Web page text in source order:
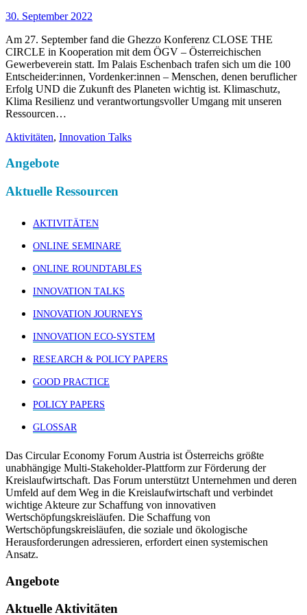
30. September 2022
Am 27. September fand die Ghezzo Konferenz CLOSE THE
CIRCLE in Kooperation mit dem ÖGV – Österreichischen
Gewerbeverein statt. Im Palais Eschenbach trafen sich um die 100
Entscheider:innen, Vordenker:innen – Menschen, denen beruflicher
Erfolg UND die Zukunft des Planeten wichtig ist. Klimaschutz,
Klima Resilienz und verantwortungsvoller Umgang mit unseren
Ressourcen…
Aktivitäten, Innovation Talks
Angebote
Aktuelle Ressourcen
AKTIVITÄTEN
ONLINE SEMINARE
ONLINE ROUNDTABLES
INNOVATION TALKS
INNOVATION JOURNEYS
INNOVATION ECO-SYSTEM
RESEARCH & POLICY PAPERS
GOOD PRACTICE
POLICY PAPERS
GLOSSAR
Das Circular Economy Forum Austria ist Österreichs größte
unabhängige Multi-Stakeholder-Plattform zur Förderung der
Kreislaufwirtschaft. Das Forum unterstützt Unternehmen und deren
Umfeld auf dem Weg in die Kreislaufwirtschaft und verbindet
wichtige Akteure zur Schaffung von innovativen
Wertschöpfungskreisläufen. Die Schaffung von
Wertschöpfungskreisläufen, die soziale und ökologische
Herausforderungen adressieren, erfordert einen systemischen
Ansatz.
Angebote
Aktuelle Aktivitäten